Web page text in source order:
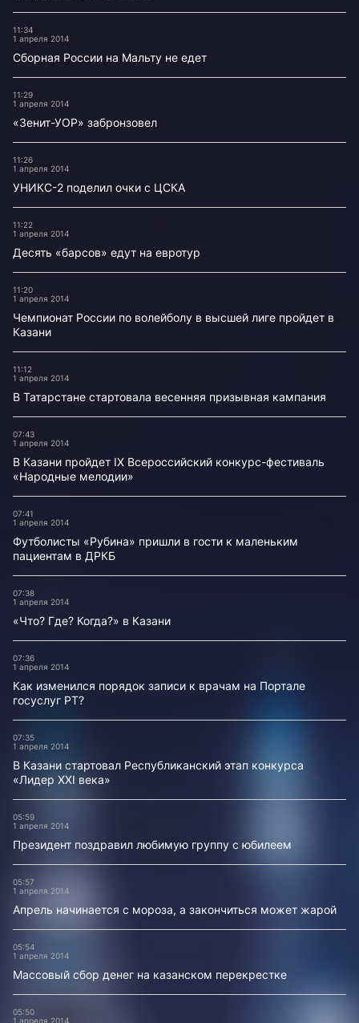
11:34
1 апреля 2014
Сборная России на Мальту не едет
11:29
1 апреля 2014
«Зенит-УОР» забронзовел
11:26
1 апреля 2014
УНИКС-2 поделил очки с ЦСКА
11:22
1 апреля 2014
Десять «барсов» едут на евротур
11:20
1 апреля 2014
Чемпионат России по волейболу в высшей лиге пройдет в
Казани
11:12
1 апреля 2014
В Татарстане стартовала весенняя призывная кампания
07:43
1 апреля 2014
В Казани пройдет IX Всероссийский конкурс-фестиваль
«Народные мелодии»
07:41
1 апреля 2014
Футболисты «Рубина» пришли в гости к маленьким
пациентам в ДРКБ
07:38
1 апреля 2014
«Что? Где? Когда?» в Казани
07:36
1 апреля 2014
Как изменился порядок записи к врачам на Портале
госуслуг РТ?
07:35
1 апреля 2014
В Казани стартовал Республиканский этап конкурса
«Лидер XXI века»
05:59
1 апреля 2014
Президент поздравил любимую группу с юбилеем
05:57
1 апреля 2014
Апрель начинается с мороза, а закончиться может жарой
05:54
1 апреля 2014
Массовый сбор денег на казанском перекрестке
05:50
1 апреля 2014